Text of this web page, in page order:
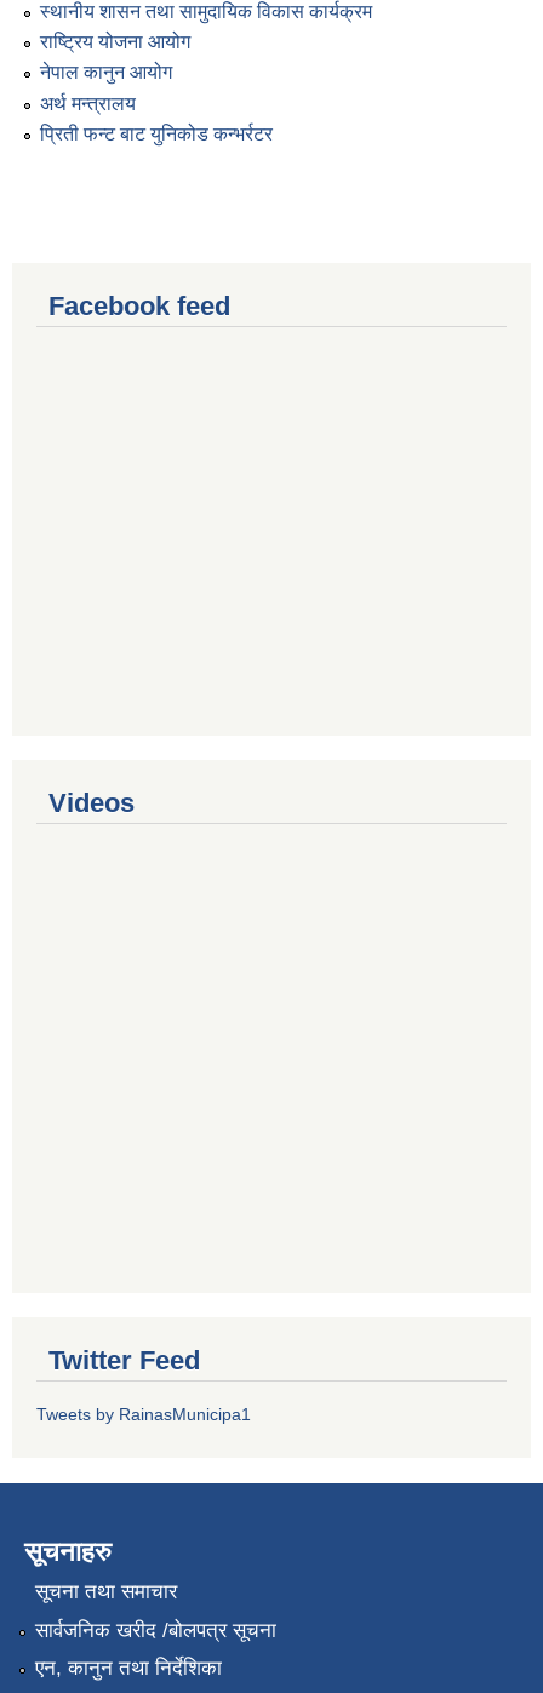
स्थानीय शासन तथा सामुदायिक विकास कार्यक्रम
राष्ट्रिय योजना आयोग
नेपाल कानुन आयोग
अर्थ मन्त्रालय
प्रिती फन्ट बाट युनिकोड कन्भर्रटर
Facebook feed
Videos
Twitter Feed
Tweets by RainasMunicipa1
सूचनाहरु
सूचना तथा समाचार
सार्वजनिक खरीद /बोलपत्र सूचना
एन, कानुन तथा निर्देशिका